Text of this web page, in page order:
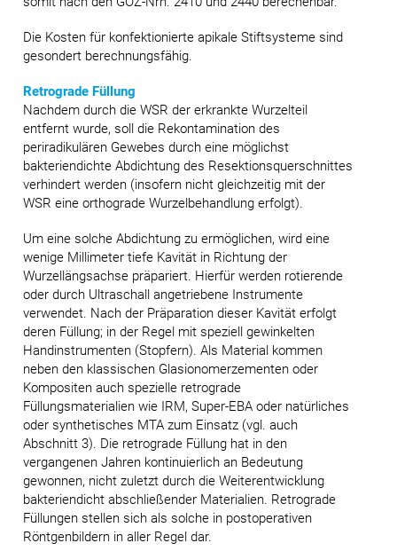
Die Kosten für konfektionierte apikale Stiftsysteme sind
gesondert berechnungsfähig.
Retrograde Füllung
Nachdem durch die WSR der erkrankte Wurzelteil
entfernt wurde, soll die Rekontamination des
periradikulären Gewebes durch eine möglichst
bakteriendichte Abdichtung des Resektionsquerschnittes
verhindert werden (insofern nicht gleichzeitig mit der
WSR eine orthograde Wurzelbehandlung erfolgt).
Um eine solche Abdichtung zu ermöglichen, wird eine
wenige Millimeter tiefe Kavität in Richtung der
Wurzellängsachse präpariert. Hierfür werden rotierende
oder durch Ultraschall angetriebene Instrumente
verwendet. Nach der Präparation dieser Kavität erfolgt
deren Füllung; in der Regel mit speziell gewinkelten
Handinstrumenten (Stopfern). Als Material kommen
neben den klassischen Glasionomerzementen oder
Kompositen auch spezielle retrograde
Füllungsmaterialien wie IRM, Super-EBA oder natürliches
oder synthetisches MTA zum Einsatz (vgl. auch
Abschnitt 3). Die retrograde Füllung hat in den
vergangenen Jahren kontinuierlich an Bedeutung
gewonnen, nicht zuletzt durch die Weiterentwicklung
bakteriendicht abschließender Materialien. Retrograde
Füllungen stellen sich als solche in postoperativen
Röntgenbildern in aller Regel dar.